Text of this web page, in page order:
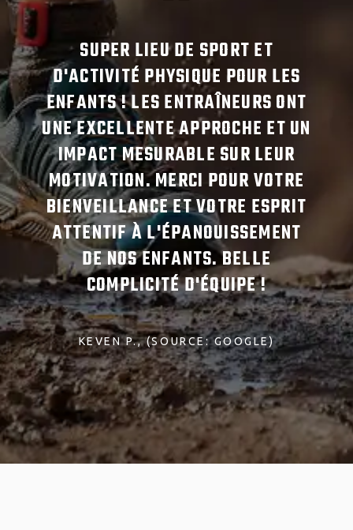
SA
SUPER LIEU DE SPORT ET
D'ACTIVITÉ PHYSIQUE POUR LES
ENFANTS ! LES ENTRAÎNEURS ONT
UNE EXCELLENTE APPROCHE ET UN
IMPACT MESURABLE SUR LEUR
MOTIVATION. MERCI POUR VOTRE
BIENVEILLANCE ET VOTRE ESPRIT
ATTENTIF À L'ÉPANOUISSEMENT
DE NOS ENFANTS. BELLE
COMPLICITÉ D'ÉQUIPE !
KEVEN P. (SOURCE: GOOGLE)